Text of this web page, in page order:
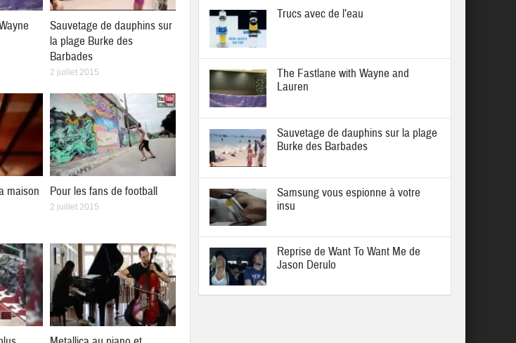
Sauvetage de dauphins sur
la plage Burke des
Barbades
2 juillet 2015
maison Pour les fans de football
2 juillet 2015
Trucs avec de l’eau
The Fastlane with Wayne and
Lauren
Sauvetage de dauphins sur la plage
Burke des Barbades
Samsung vous espionne à votre
insu
Reprise de Want To Want Me de
Jason Derulo